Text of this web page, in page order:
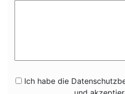
Ich habe die